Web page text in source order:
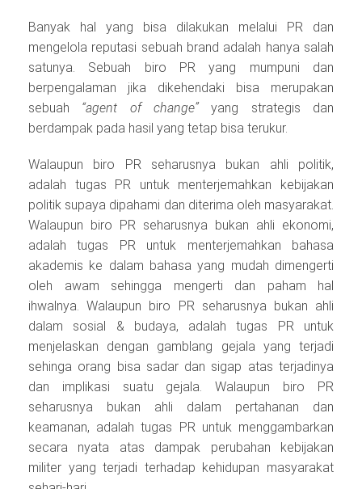
Banyak hal yang bisa dilakukan melalui PR dan
mengelola reputasi sebuah brand adalah hanya salah
satunya. Sebuah biro PR yang mumpuni dan
berpengalaman jika dikehendaki bisa merupakan
sebuah “agent of change” yang strategis dan
berdampak pada hasil yang tetap bisa terukur.
Walaupun biro PR seharusnya bukan ahli politik,
adalah tugas PR untuk menterjemahkan kebijakan
politik supaya dipahami dan diterima oleh masyarakat.
Walaupun biro PR seharusnya bukan ahli ekonomi,
adalah tugas PR untuk menterjemahkan bahasa
akademis ke dalam bahasa yang mudah dimengerti
oleh awam sehingga mengerti dan paham hal
ihwalnya. Walaupun biro PR seharusnya bukan ahli
dalam sosial & budaya, adalah tugas PR untuk
menjelaskan dengan gamblang gejala yang terjadi
sehinga orang bisa sadar dan sigap atas terjadinya
dan implikasi suatu gejala. Walaupun biro PR
seharusnya bukan ahli dalam pertahanan dan
keamanan, adalah tugas PR untuk menggambarkan
secara nyata atas dampak perubahan kebijakan
militer yang terjadi terhadap kehidupan masyarakat